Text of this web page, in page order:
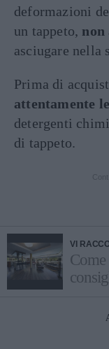
deformazioni
un tappeto, non
asciugare nella
Prima di
attentamente
detergenti
di tappeto.
VI